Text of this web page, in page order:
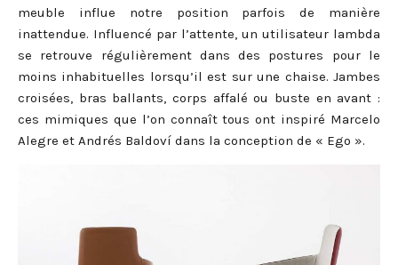
meuble influe notre position parfois de manière
inattendue. Influencé par l’attente, un utilisateur lambda
se retrouve régulièrement dans des postures pour le
moins inhabituelles lorsqu’il est sur une chaise. Jambes
croisées, bras ballants, corps affalé ou buste en avant :
ces mimiques que l’on connaît tous ont inspiré Marcelo
Alegre et Andrés Baldoví dans la conception de « Ego ».